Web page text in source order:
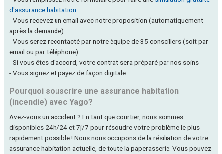
d'assurance habitation
- Vous recevez un email avec notre proposition (automatiquement
après la demande)
- Vous serez recontacté par notre équipe de 35 conseillers (soit par
email ou par téléphone)
- Si vous êtes d'accord, votre contrat sera préparé par nos soins
- Vous signez et payez de façon digitale
Pourquoi souscrire une assurance habitation
(incendie) avec Yago?
Avez-vous un accident ? En tant que courtier, nous sommes
disponibles 24h/24 et 7j/7 pour résoudre votre problème le plus
rapidement possible ! Nous nous occupons de la résiliation de votre
assurance habitation actuelle, de toute la paperasserie. Vous pouvez